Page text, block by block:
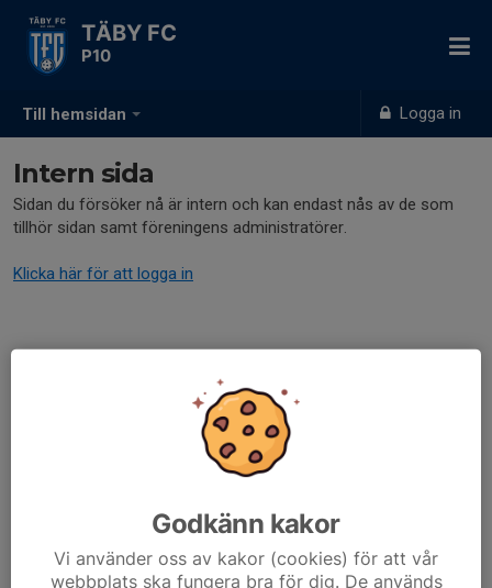
Till hemsidan Logga in
TÄBY FC
P10
Intern sida
Sidan du försöker nå är intern och kan endast nås av de som
tillhör sidan samt föreningens administratörer.
Klicka här för att logga in
Godkänn kakor
Vi använder oss av kakor (cookies) för att vår
webbplats ska fungera bra för dig. De används